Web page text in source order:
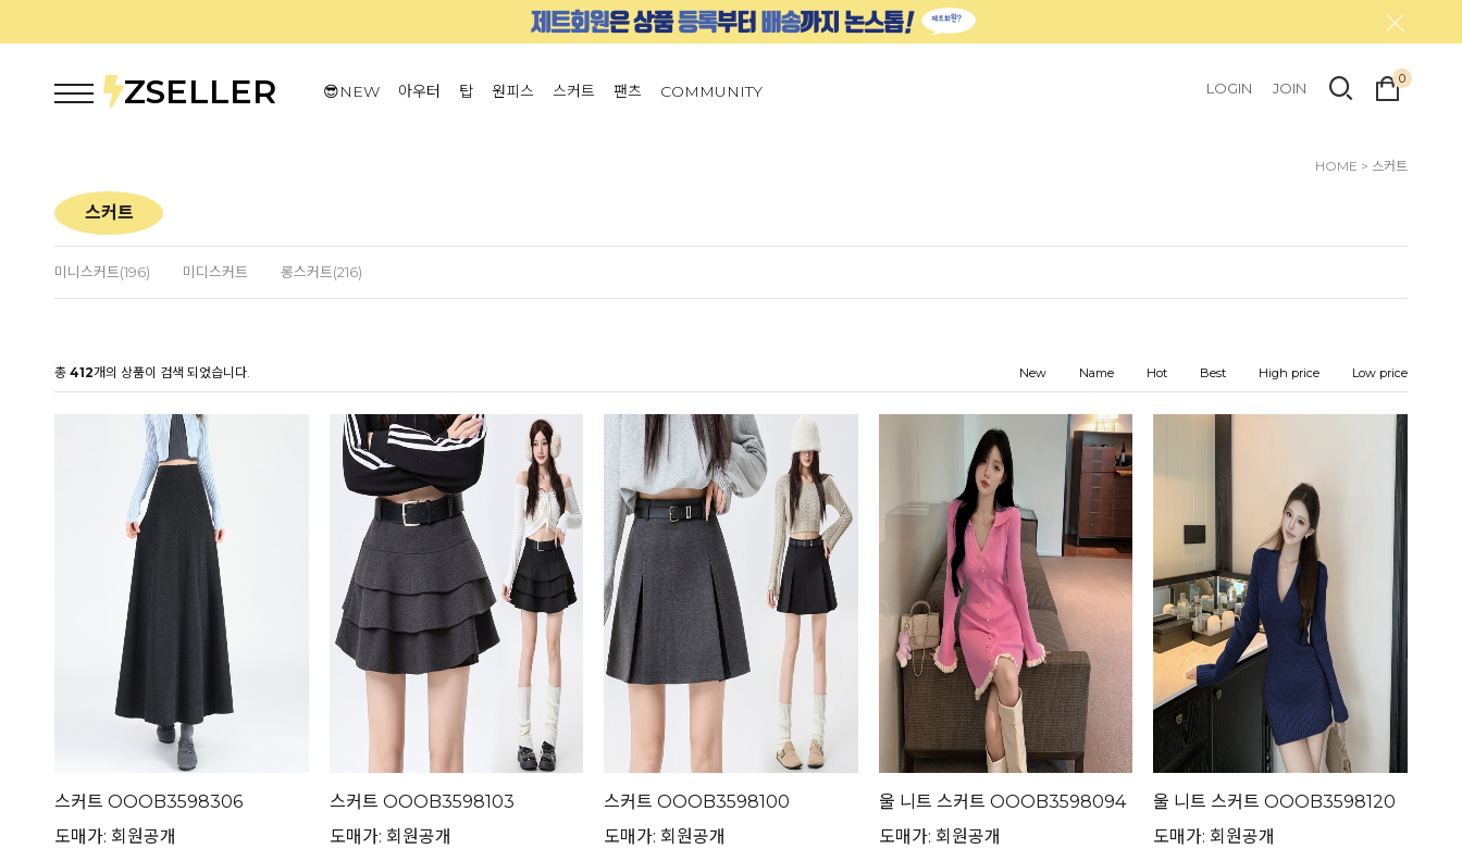
ZSELLER 😎NEW 아우터 탑 원피스 스커트 팬츠 COMMUNITY LOGIN JOIN
0
HOME > 스커트
스커트
미니스커트(196) 미디스커트 롱스커트(216)
총 412개의 상품이 검색 되었습니다. New Name Hot Best High price Low price
스커트 OOOB3598306
도매가: 회원공개
스커트 OOOB3598103
도매가: 회원공개
스커트 OOOB3598100
도매가: 회원공개
울 니트 스커트 OOOB3598094
도매가: 회원공개
울 니트 스커트 OOOB3598120
도매가: 회원공개